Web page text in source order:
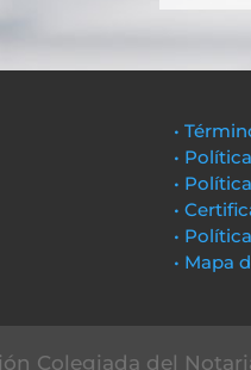
•
•
•
•
•
• Mapa
Colegiada del